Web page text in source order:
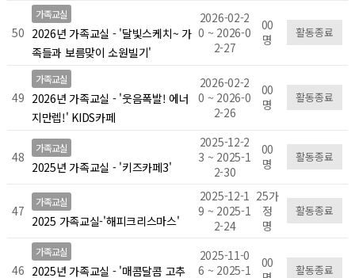
50
가족교실
2026년 가족교실 - '달빛스케치~ 가
족들과 보름맞이 소원빌기'
2026-02-2
0 ~ 2026-0
2-27
00
명
활동종료
49
가족교실
2026년 가족교실 - '웃음폭발! 에너
지만렙!' KIDS카페
2026-02-2
0 ~ 2026-0
2-26
00
명
활동종료
48
가족교실
2025년 가족교실 - '키즈카페3'
2025-12-2
3 ~ 2025-1
2-30
00
명
활동종료
47
가족교실
2025 가족교실-'해피크리스마스'
2025-12-1
9 ~ 2025-1
2-24
25가
정
명
활동종료
46
가족교실
2025년 가족교실 - '매콤달콤 고추
2025-11-0
6 ~ 2025-1
00
활동종료